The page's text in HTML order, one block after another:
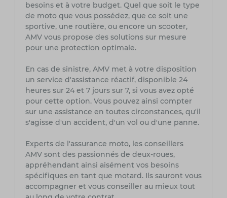
besoins et à votre budget. Quel que soit le type
de moto que vous possédez, que ce soit une
sportive, une routière, ou encore un scooter,
AMV vous propose des solutions sur mesure
pour une protection optimale.
En cas de sinistre, AMV met à votre disposition
un service d'assistance réactif, disponible 24
heures sur 24 et 7 jours sur 7, si vous avez opté
pour cette option. Vous pouvez ainsi compter
sur une assistance en toutes circonstances, qu'il
s'agisse d'un accident, d'un vol ou d'une panne.
Experts de l'assurance moto, les conseillers
AMV sont des passionnés de deux-roues,
appréhendant ainsi aisément vos besoins
spécifiques en tant que motard. Ils sauront vous
accompagner et vous conseiller au mieux tout